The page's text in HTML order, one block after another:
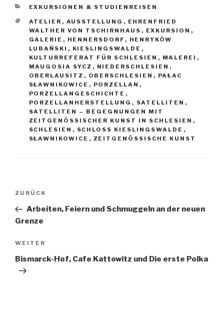
KATEGORIEN
EXKURSIONEN & STUDIENREISEN
SCHLAGWÖRTER
ATELIER , AUSSTELLUNG , EHRENFRIED
WALTHER VON TSCHIRNHAUS , EXKURSION ,
GALERIE , HENNERSDORF , HENRYKÓW
LUBAŃSKI , KIESLINGSWALDE ,
KULTURREFERAT FÜR SCHLESIEN , MALEREI ,
MAUGOSIA SYCZ , NIEDERSCHLESIEN ,
OBERLAUSITZ , OBERSCHLESIEN , PAŁAC
SŁAWNIKOWICE , PORZELLAN ,
PORZELLANGESCHICHTE ,
PORZELLANHERSTELLUNG , SATELLITEN ,
SATELLITEN – BEGEGNUNGEN MIT
ZEITGENÖSSISCHER KUNST IN SCHLESIEN ,
SCHLESIEN , SCHLOSS KIESLINGSWALDE ,
SŁAWNIKOWICE , ZEITGENÖSSISCHE KUNST
Beitragsnavigation
Vorheriger
Beitrag
ZURÜCK
Arbeiten, Feiern und Schmuggeln an der neuen
Grenze
Nächster
Beitrag
WEITER
Bismarck-Hof, Cafe Kattowitz und Die erste Polka